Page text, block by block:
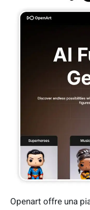
Openart offre una